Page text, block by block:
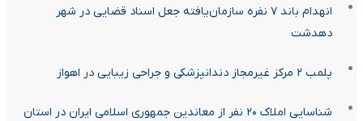
انهدام باند ۷ نفره سازمان‌یافته جعل اسناد قضایی در شهر
دهدشت
پلمب ۲ مرکز غیرمجاز دندانپزشکی و جراحی زیبایی در اهواز
شناسایی املاک ۲۰ نفر از معاندین جمهوری اسلامی ایران در استان